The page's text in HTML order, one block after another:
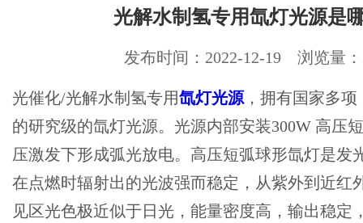
光解水制氢专用氙灯光源是
发布时间：2022-12-19 浏览量：
光催化/光解水制氢专用氙灯光源 ，拥有国家多
的研究级的氙灯光源。光源内部安装300W 高压
压激发下形成弧光放电。高压短弧球形氙灯是发
在点燃时辐射出的光波强而稳定，从紫外到近红
见区光色极近似于日光，能量密度高，输出稳定